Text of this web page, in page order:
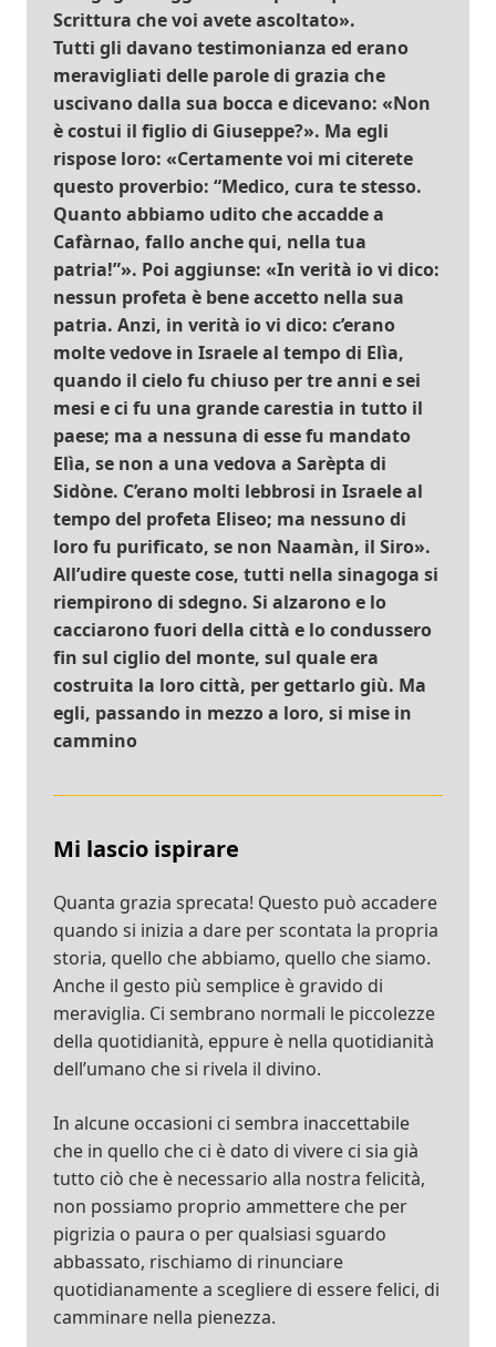
Scrittura che voi avete ascoltato».
Tutti gli davano testimonianza ed erano
meravigliati delle parole di grazia che
uscivano dalla sua bocca e dicevano: «Non
è costui il figlio di Giuseppe?». Ma egli
rispose loro: «Certamente voi mi citerete
questo proverbio: “Medico, cura te stesso.
Quanto abbiamo udito che accadde a
Cafàrnao, fallo anche qui, nella tua
patria!”». Poi aggiunse: «In verità io vi dico:
nessun profeta è bene accetto nella sua
patria. Anzi, in verità io vi dico: c’erano
molte vedove in Israele al tempo di Elìa,
quando il cielo fu chiuso per tre anni e sei
mesi e ci fu una grande carestia in tutto il
paese; ma a nessuna di esse fu mandato
Elìa, se non a una vedova a Sarèpta di
Sidòne. C’erano molti lebbrosi in Israele al
tempo del profeta Eliseo; ma nessuno di
loro fu purificato, se non Naamàn, il Siro».
All’udire queste cose, tutti nella sinagoga si
riempirono di sdegno. Si alzarono e lo
cacciarono fuori della città e lo condussero
fin sul ciglio del monte, sul quale era
costruita la loro città, per gettarlo giù. Ma
egli, passando in mezzo a loro, si mise in
cammino
Mi lascio ispirare
Quanta grazia sprecata! Questo può accadere
quando si inizia a dare per scontata la propria
storia, quello che abbiamo, quello che siamo.
Anche il gesto più semplice è gravido di
meraviglia. Ci sembrano normali le piccolezze
della quotidianità, eppure è nella quotidianità
dell’umano che si rivela il divino.
In alcune occasioni ci sembra inaccettabile
che in quello che ci è dato di vivere ci sia già
tutto ciò che è necessario alla nostra felicità,
non possiamo proprio ammettere che per
pigrizia o paura o per qualsiasi sguardo
abbassato, rischiamo di rinunciare
quotidianamente a scegliere di essere felici, di
camminare nella pienezza.